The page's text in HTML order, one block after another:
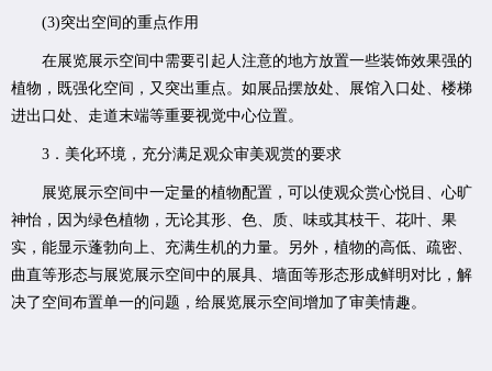
(3)突出空间的重点作用
在展览展示空间中需要引起人注意的地方放置一些装饰效果强的
植物，既强化空间，又突出重点。如展品摆放处、展馆入口处、楼梯
进出口处、走道末端等重要视觉中心位置。
3．美化环境，充分满足观众审美观赏的要求
展览展示空间中一定量的植物配置，可以使观众赏心悦目、心旷
神怡，因为绿色植物，无论其形、色、质、味或其枝干、花叶、果
实，能显示蓬勃向上、充满生机的力量。另外，植物的高低、疏密、
曲直等形态与展览展示空间中的展具、墙面等形态形成鲜明对比，解
决了空间布置单一的问题，给展览展示空间增加了审美情趣。